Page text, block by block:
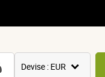
Devise : EUR